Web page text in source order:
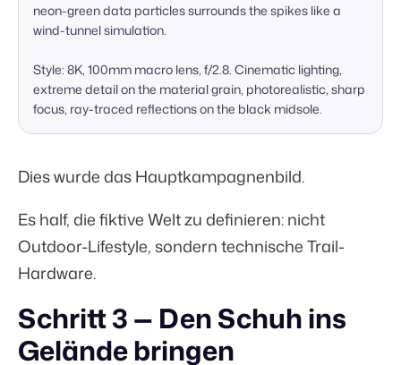
neon-green data particles surrounds the spikes like a
wind-tunnel simulation.
Style: 8K, 100mm macro lens, f/2.8. Cinematic lighting,
extreme detail on the material grain, photorealistic, sharp
focus, ray-traced reflections on the black midsole.
Dies wurde das Hauptkampagnenbild.
Es half, die fiktive Welt zu definieren: nicht
Outdoor-Lifestyle, sondern technische Trail-
Hardware.
Schritt 3 — Den Schuh ins
Gelände bringen